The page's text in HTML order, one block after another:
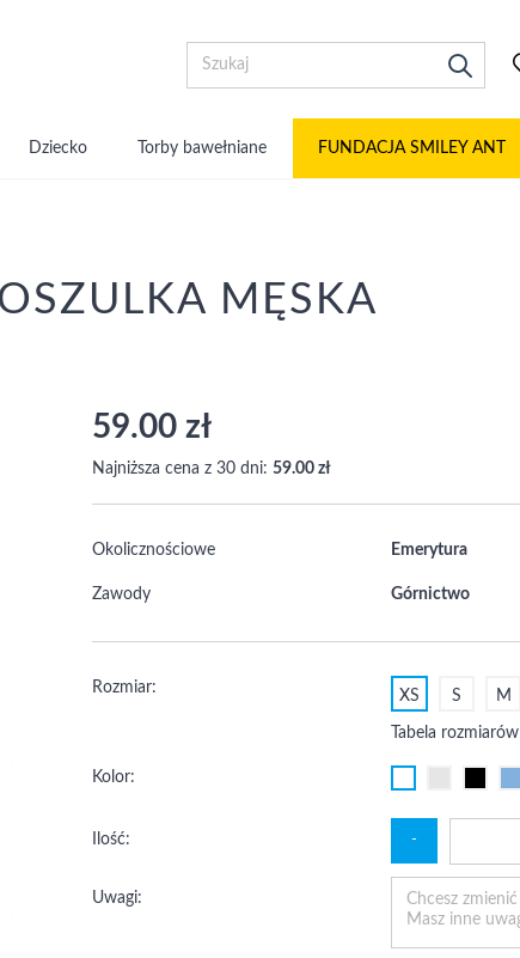
Dziecko Torby bawełniane FUNDACJA SMILEY ANT
MĘSKA
59.00 zł
Najniższa cena z 30 dni: 59.00 zł
Okolicznościowe Emerytura
Zawody Górnictwo
Rozmiar: XS S M
Tabela rozmiarów
Kolor:
Ilość: -
Uwagi: